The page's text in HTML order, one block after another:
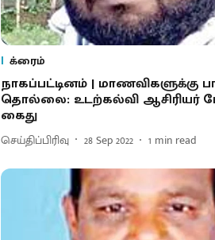
க்ரைம்
நாகப்பட்டினம் | மாணவிகளுக்கு
தொல்லை: உடற்கல்வி ஆசிரியர்
கைது
செய்திப்பிரிவு 28 Sep 2022 1 min read